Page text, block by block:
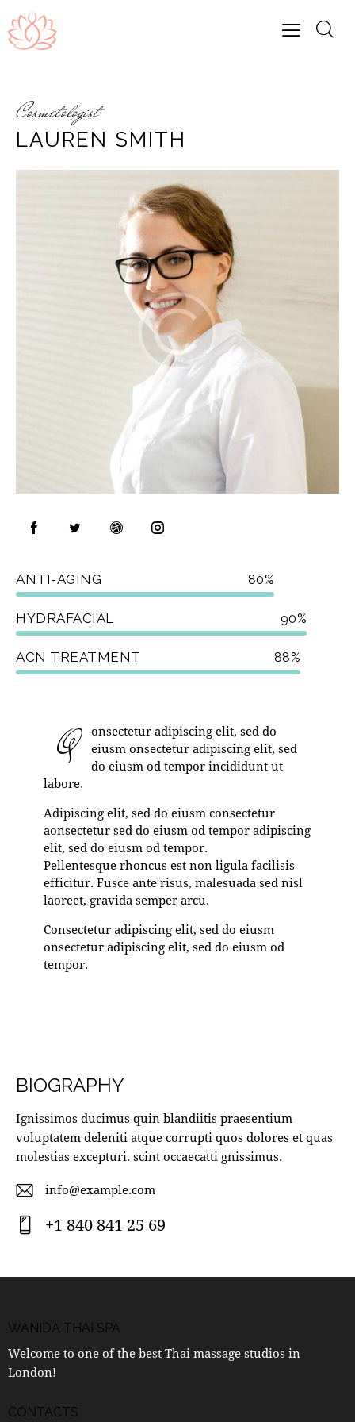
Cosmetologist
LAUREN SMITH
ANTI-AGING 80%
HYDRAFACIAL 90%
ACN TREATMENT 88%
Q
onsectetur adipiscing elit, sed do
eiusm onsectetur adipiscing elit, sed
do eiusm od tempor incididunt ut
labore.
Adipiscing elit, sed do eiusm consectetur
aonsectetur sed do eiusm od tempor adipiscing
elit, sed do eiusm od tempor.
Pellentesque rhoncus est non ligula facilisis
efficitur. Fusce ante risus, malesuada sed nisl
laoreet, gravida semper arcu.
Consectetur adipiscing elit, sed do eiusm
onsectetur adipiscing elit, sed do eiusm od
tempor.
BIOGRAPHY
Ignissimos ducimus quin blandiitis praesentium
voluptatem deleniti atque corrupti quos dolores et quas
molestias excepturi. scint occaecatti gnissimus.
E-
m
:
info@example.com
+1 840 841 25 69
WANIDA THAI SPA
Welcome to one of the best Thai massage studios in
London!
CONTACTS